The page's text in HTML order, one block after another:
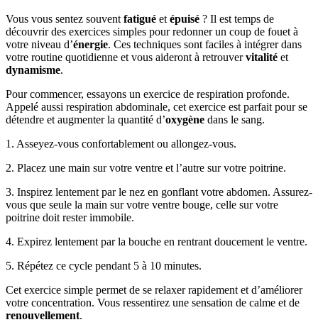
Vous vous sentez souvent fatigué et épuisé ? Il est temps de
découvrir des exercices simples pour redonner un coup de fouet à
votre niveau d’énergie. Ces techniques sont faciles à intégrer dans
votre routine quotidienne et vous aideront à retrouvervitalité et
dynamisme.
Pour commencer, essayons un exercice de respiration profonde.
Appelé aussi respiration abdominale, cet exercice est parfait pour se
détendre et augmenter la quantité d’oxygène dans le sang.
1. Asseyez-vous confortablement ou allongez-vous.
2. Placez une main sur votre ventre et l’autre sur votre poitrine.
3. Inspirez lentement par le nez en gonflant votre abdomen. Assurez-
vous que seule la main sur votre ventre bouge, celle sur votre
poitrine doit rester immobile.
4. Expirez lentement par la bouche en rentrant doucement le ventre.
5. Répétez ce cycle pendant 5 à 10 minutes.
Cet exercice simple permet de se relaxer rapidement et d’améliorer
votre concentration. Vous ressentirez une sensation de calme et de
renouvellement.